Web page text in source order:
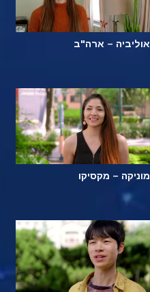
אוליביה – ארה"ב
מוניקה – מקסיקו